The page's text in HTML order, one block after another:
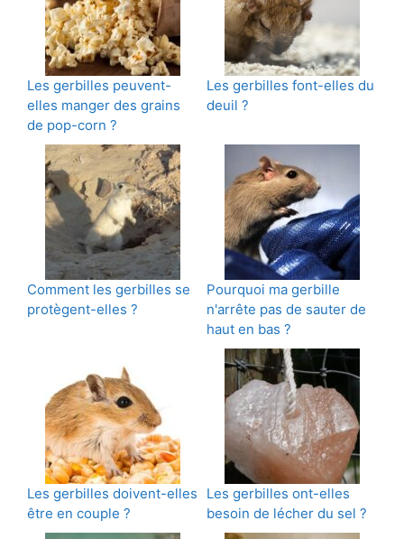
Les gerbilles peuvent-
elles manger des grains
de pop-corn ?
Les gerbilles font-elles du
deuil ?
Comment les gerbilles se
protègent-elles ?
Pourquoi ma gerbille
n'arrête pas de sauter de
haut en bas ?
Les gerbilles doivent-elles
être en couple ?
Les gerbilles ont-elles
besoin de lécher du sel ?